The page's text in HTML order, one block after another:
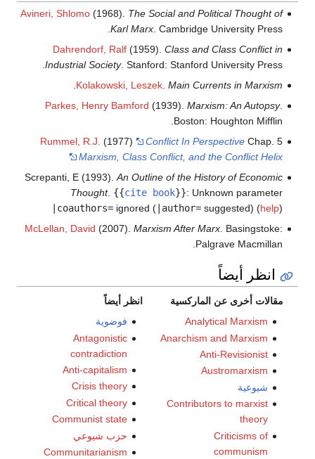
Avineri, Shlomo(1968). The Social and Political Thought of
Karl Marx. Cambridge University Press.
Dahrendorf, Ralf(1959). Class and Class Conflict in
Industrial Society. Stanford: Stanford University Press.
Kolakowski, Leszek. Main Currents in Marxism
.
Parkes, Henry Bamford (1939). Marxism: An Autopsy.
Boston: Houghton Mifflin.
Rummel, R.J. (1977) Conflict In PerspectiveChap. 5
Marxism, Class Conflict, and the Conflict Helix
Screpanti, E (1993).An Outline of the History of Economic
Thought. {{cite book}}: Unknown parameter
|coauthors=ignored (|author=suggested) (help)
McLellan, David (2007). Marxism After Marx. Basingstoke:
Palgrave Macmillan.
انظر أيضاً
مقالات أخرى عن الماركسية
Analytical Marxism
Anarchism and Marxism
Anti-Revisionist
Austromarxism
شيوعية
Contributors to marxist
theory
Criticisms of
communism
انظر أيضاً
فوضوية
Antagonistic
contradiction
Anti-capitalism
Crisis theory
Critical theory
Communist state
حزب شيوعي
Communitarianism